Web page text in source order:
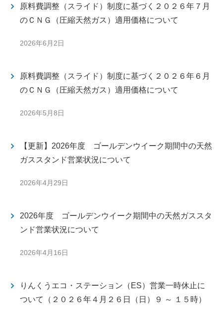
2026年6月2日
原料費調整（スライド）制度に基づく２０２６年７月
のＣＮＧ（圧縮天然ガス）適用価格について
2026年5月8日
原料費調整（スライド）制度に基づく２０２６年６月
のＣＮＧ（圧縮天然ガス）適用価格について
2026年4月29日
【更新】2026年度 ゴールデンウイーク期間中の天然
ガススタンド営業状況について
2026年4月16日
2026年度 ゴールデンウイーク期間中の天然ガススタ
ンド営業状況について
りんくうエコ・ステーション（ES）営業一時休止に
ついて（２０２６年４月２６日（日）９ ～ １５時）